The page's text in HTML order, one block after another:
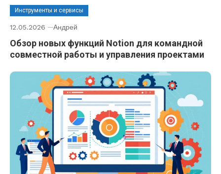
Инструменты и сервисы
12.05.2026 Андрей
Обзор новых функций Notion для командной
совместной работы и управления проектами